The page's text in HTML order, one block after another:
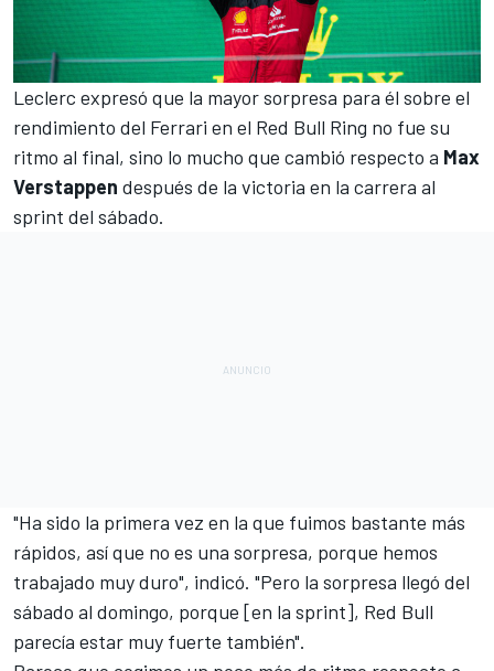
Leclerc expresó que la mayor sorpresa para él sobre el
rendimiento del Ferrari en el Red Bull Ring no fue su
ritmo al final, sino lo mucho que cambió respecto a Max
Verstappen después de la victoria en la carrera al
sprint del sábado.
"Ha sido la primera vez en la que fuimos bastante más
rápidos, así que no es una sorpresa, porque hemos
trabajado muy duro", indicó. "Pero la sorpresa llegó del
sábado al domingo, porque [en la sprint], Red Bull
parecía estar muy fuerte también".